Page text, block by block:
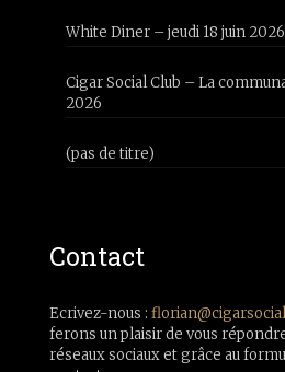
White Diner – jeudi 18 juin 2026
Cigar Social Club – La
2026
(pas de titre)
Contact
Ecrivez-nous :
ferons un plaisir de vous
réseaux sociaux et grâce au